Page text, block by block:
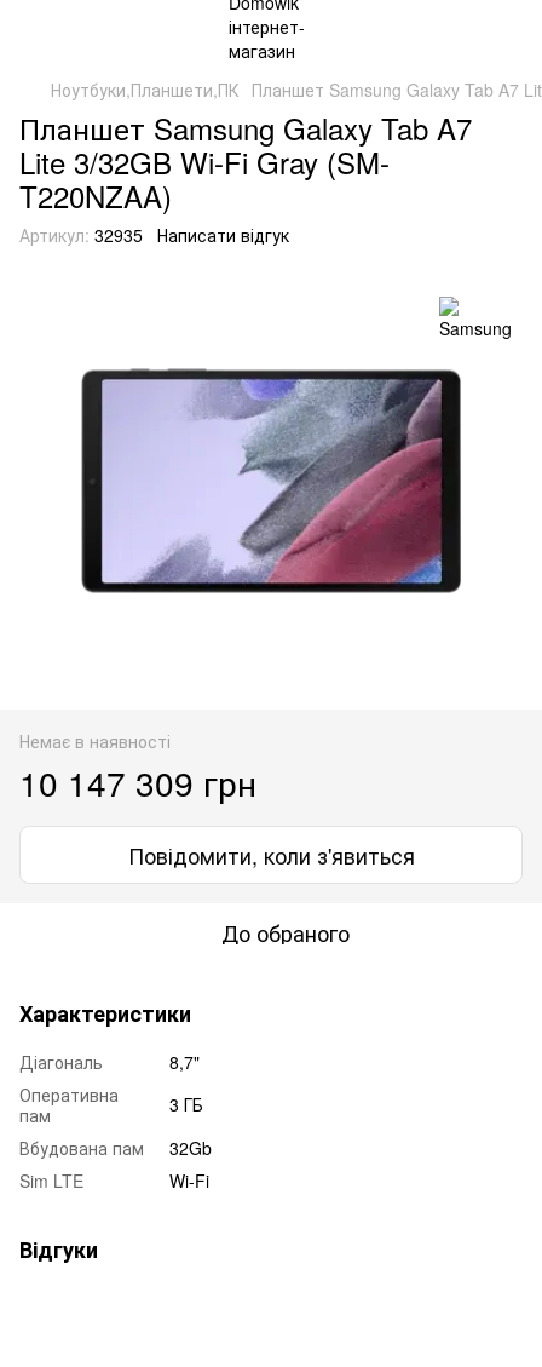
Ноутбуки,Планшети,ПК Планшет Samsung Galaxy Tab A7
Планшет Samsung Galaxy Tab A7
Lite 3/32GB Wi-Fi Gray (SM-
T220NZAA)
Артикул: 32935 Написати відгук
Немає в наявності
10 147 309 грн
Повідомити, коли з'явиться
До обраного
Характеристики
Діагональ
8,7"
Оперативна
пам
3 ГБ
Вбудована пам
32Gb
Sim LTE
Wi-Fi
Відгуки